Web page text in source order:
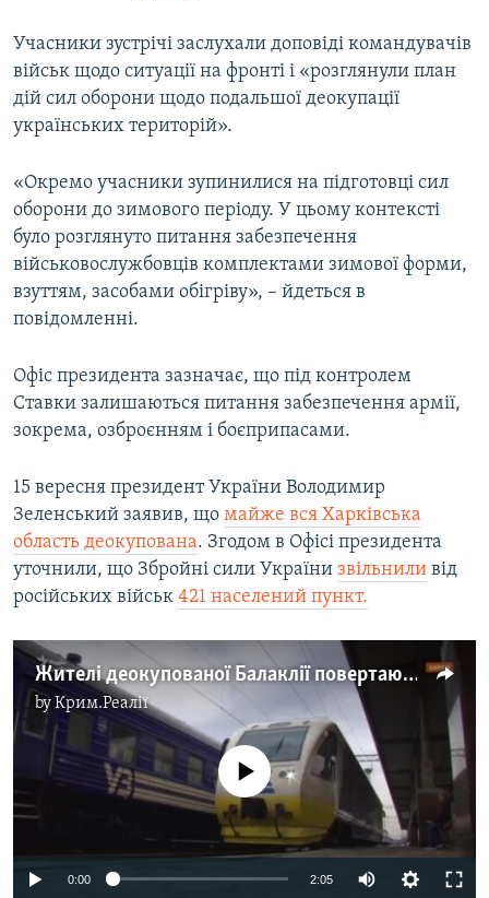
Учасники зустрічі заслухали доповіді командувачів
військ щодо ситуації на фронті і «розглянули план
дій сил оборони щодо подальшої деокупації
українських територій».
«Окремо учасники зупинилися на підготовці сил
оборони до зимового періоду. У цьому контексті
було розглянуто питання забезпечення
військовослужбовців комплектами зимової форми,
взуттям, засобами обігріву», – йдеться в
повідомленні.
Офіс президента зазначає, що під контролем
Ставки залишаються питання забезпечення армії,
зокрема, озброєнням і боєприпасами.
15 вересня президент України Володимир
Зеленський заявив, що майже вся Харківська
область деокупована. Згодом в Офісі президента
уточнили, що Збройні сили України звільнили від
російських військ 421 населений пункт.
Жителі деокупованої Балаклії повертаються додому з евакуації (відео)
byКрим.Реалії
No media source currently available
0:00 2:05